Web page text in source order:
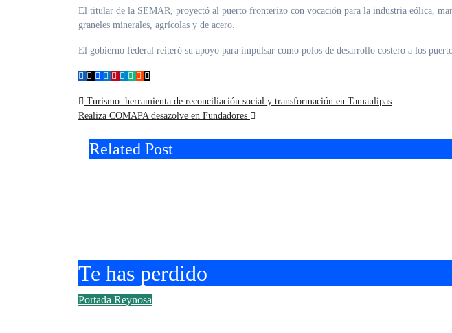
El titular de la SEMAR, proyectó al puerto fronterizo con vocación para la industria eólica,
graneles minerales, agrícolas y de acero.
El gobierno federal reiteró su apoyo para impulsar como polos de desarrollo costero a los
Navegación
entradas
Turismo: herramienta de reconciliación social y transformación en Tamaulipas
Realiza COMAPA desazolve en Fundadores
Related Post
Te has perdido
Portada Reynosa